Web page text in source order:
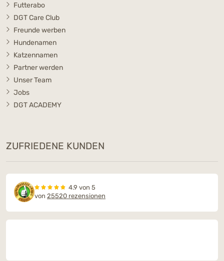
Futterabo
DGT Care Club
Freunde werben
Hundenamen
Katzennamen
Partner werden
Unser Team
Jobs
DGT ACADEMY
ZUFRIEDENE KUNDEN
4.9 von 5
von 25520 rezensionen